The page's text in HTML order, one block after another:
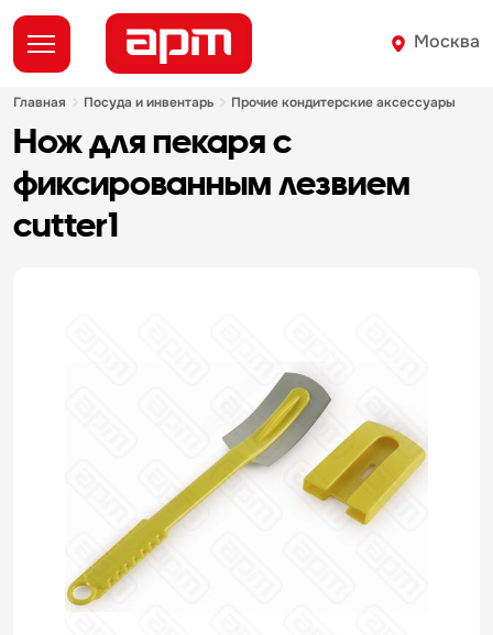
Москва
главная посуда и инвентарь прочие кондитерские аксессуары
нож для пекаря с
фиксированным лезвием
cutter1